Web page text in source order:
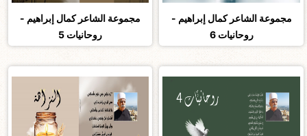
مجموعة الشاعر كمال إبراهيم -
روحانيات 6
مجموعة الشاعر كمال إبراهيم -
روحانيات 5